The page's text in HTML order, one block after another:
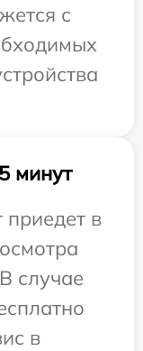
с
минут
приедет в
случае
в